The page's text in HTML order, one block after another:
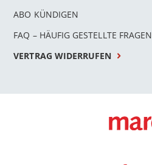
ABO KÜNDIGEN
FAQ – HÄUFIG GESTELLTE FRAGEN
VERTRAG WIDERRUFEN